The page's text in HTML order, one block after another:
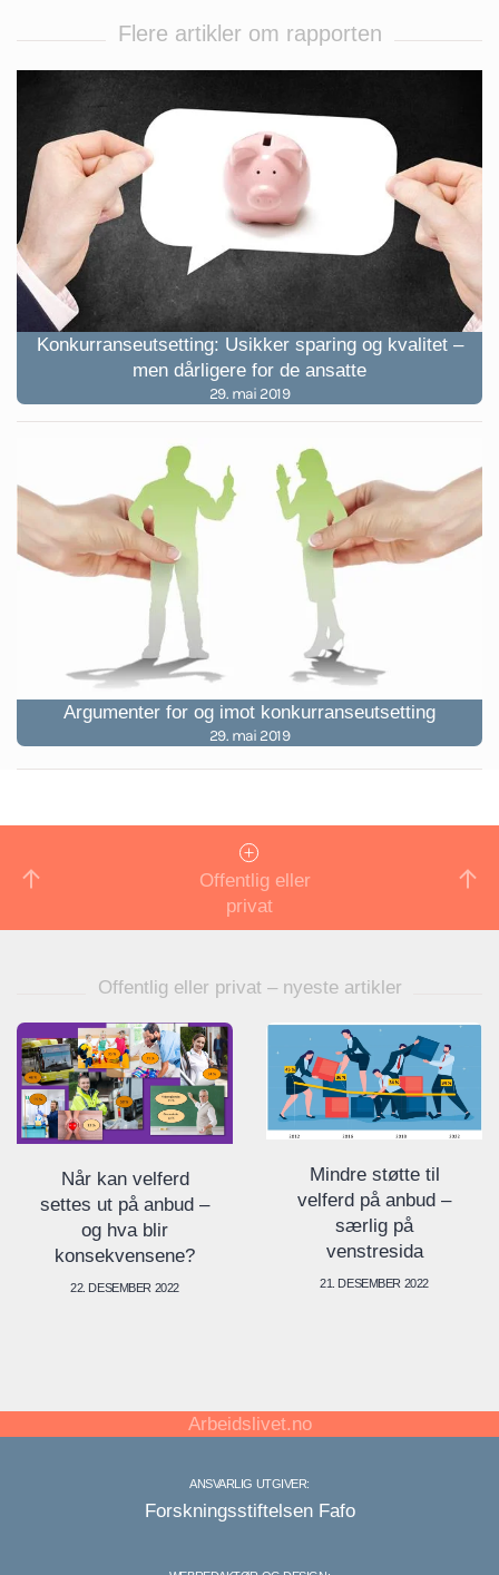
Flere artikler om rapporten
Konkurranseutsetting: Usikker sparing og kvalitet –
men dårligere for de ansatte
29. mai 2019
Argumenter for og imot konkurranseutsetting
29. mai 2019
Offentlig eller
privat
Offentlig eller privat – nyeste artikler
Når kan velferd
settes ut på anbud –
og hva blir
konsekvensene?
22. DESEMBER 2022
Mindre støtte til
velferd på anbud –
særlig på
venstresida
21. DESEMBER 2022
Arbeidslivet.no
ANSVARLIG UTGIVER:
Forskningsstiftelsen Fafo